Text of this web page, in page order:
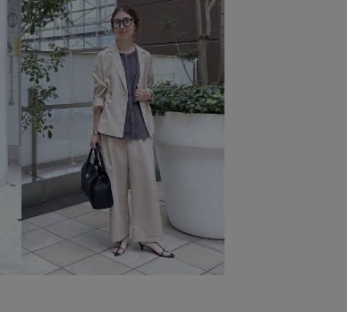
シャープ シワになりにくい シンプルコーデ
スッキリ セットアップ対象商品
ニュアンスがある フォーマル
ト付き ワイドパンツ 上品 体型カバー
卒園式入学式 卒業式入学式
箱 抜け感 接触冷感
薄手 透け感 長財布